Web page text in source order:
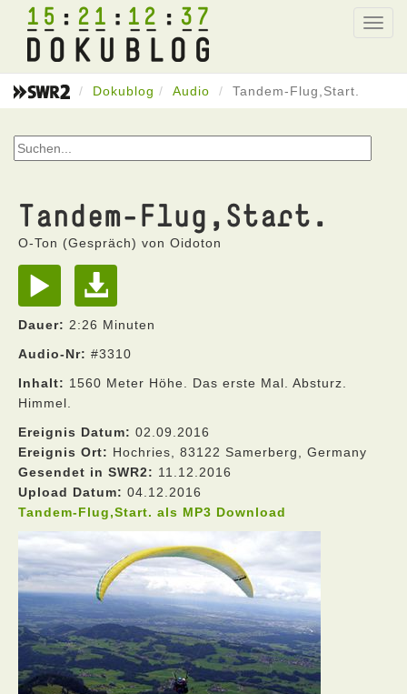
15 21 12 37
Dokublog Audio Tandem-Flug,Start.
Tandem-Flug,Start.
O-Ton (Gespräch) von Oidoton
Dauer: 2:26 Minuten
Audio-Nr: #3310
Inhalt: 1560 Meter Höhe. Das erste Mal. Absturz.
Himmel.
Ereignis Datum: 02.09.2016
Ereignis Ort: Hochries, 83122 Samerberg, Germany
Gesendet in SWR2: 11.12.2016
Upload Datum: 04.12.2016
Tandem-Flug,Start. als MP3 Download